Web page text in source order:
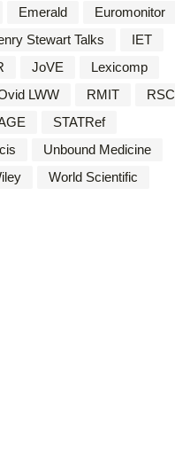
Emerald
Euromonitor
Stewart Talks
IET
JoVE
Lexicomp
LWW RMIT
RSC
STATRef
Unbound Medicine
World Scientific